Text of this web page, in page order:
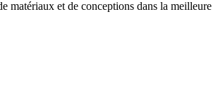
matériaux et de conceptions dans la meilleure